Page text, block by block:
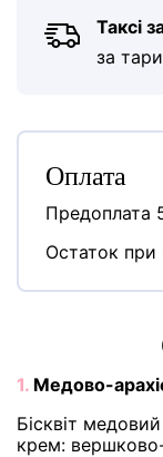
Таксі
за
Оплата
Предоплата
Остаток при
1. Медово-
Бісквіт
крем: